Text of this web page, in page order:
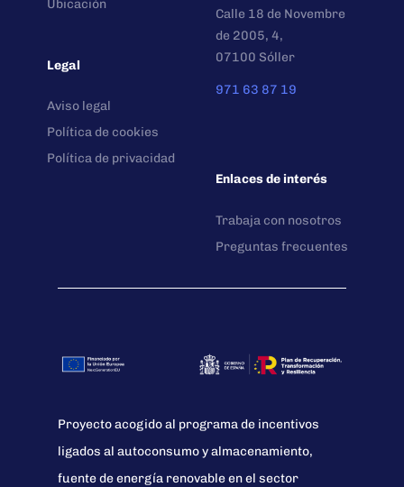
Ubicación
Legal
Aviso legal
Política de cookies
Política de privacidad
Calle 18 de Novembre
de 2005, 4,
07100 Sóller
971 63 87 19
Enlaces de interés
Trabaja con nosotros
Preguntas frecuentes
Proyecto acogido al programa de incentivos
ligados al autoconsumo y almacenamiento,
fuente de energía renovable en el sector